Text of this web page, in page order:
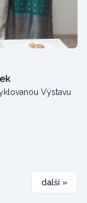
Výstavu
další »